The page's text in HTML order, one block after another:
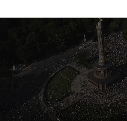
Migration nicht zum
Der Mensch darf niemals zum
werden.
#dieBasis #Migration #Europa
#Frieden #Subsidiarität